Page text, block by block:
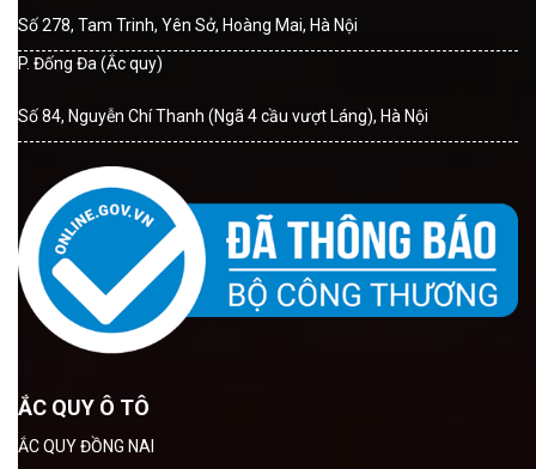
Số 278, Tam Trinh, Yên Sở, Hoàng Mai, Hà Nội
P. Đống Đa (Ắc quy)
Số 84, Nguyễn Chí Thanh (Ngã 4 cầu vượt Láng), Hà Nội
ẮC QUY Ô TÔ
ẮC QUY ĐỒNG NAI